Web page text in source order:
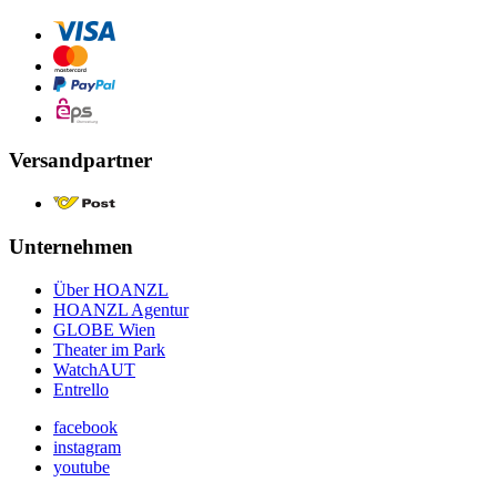
Versandpartner
Unternehmen
Über HOANZL
HOANZL Agentur
GLOBE Wien
Theater im Park
WatchAUT
Entrello
facebook
instagram
youtube